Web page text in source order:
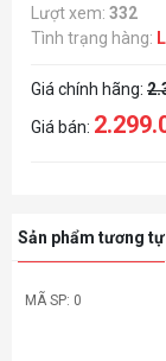
Lượt xem: 332
Tình trạng hàng:
Giá chính hãng:
Giá bán:
Sản phẩm tương tự
MÃ SP: 0